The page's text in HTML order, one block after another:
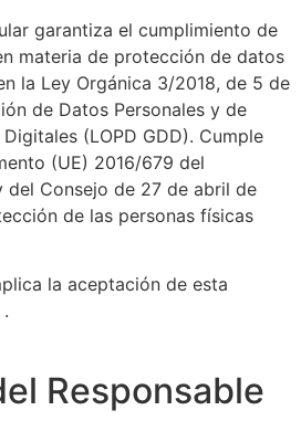
garantiza el cumplimiento de
materia de protección de datos
la Ley Orgánica 3/2018, de 5 de
de Datos Personales y de
(LOPD GDD). Cumple
(UE) 2016/679 del
del Consejo de 27 de abril de
de las personas físicas
la aceptación de esta
Responsable